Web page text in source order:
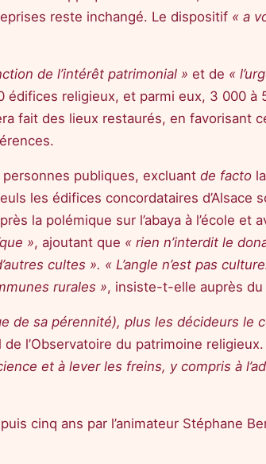
reste inchangé. Le dispositif « a
de l’intérêt patrimonial » et de «
édifices religieux, et parmi eux, 3 000
fait des lieux restaurés, en favorisant
publiques, excluant de facto
les édifices concordataires d’Alsace
la polémique sur l’abaya à l’école et
», ajoutant que « rien n’interdit le
cultes ». « L’angle n’est pas
rurales », insiste-t-elle auprès du
de sa pérennité), plus les décideurs le
l’Observatoire du patrimoine religieux.
et à lever les freins, y compris à
cinq ans par l’animateur Stéphane